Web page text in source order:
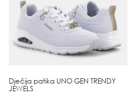
Dječija patika UNO GEN TRENDY
JEWELS